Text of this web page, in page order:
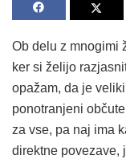
Ob delu z mnogimi
ker si želijo
opažam, da je
ponotranjeni
za vse, pa naj ima
direktne povezave,